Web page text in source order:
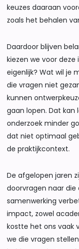
keuzes daaraan
zoals het behalen
Daardoor blijven
kiezen we voor
eigenlijk? Wat wil je
die vragen niet
kunnen
gaan lopen. Dat kan
onderzoek minder
dat niet optimaal
de praktijkcontext.
De afgelopen jaren
doorvragen naar
samenwerking
impact, zowel
kostte het ons vaak
we die vragen